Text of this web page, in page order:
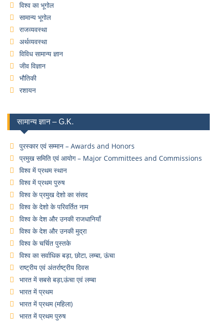
विश्व का भूगोल
सामान्य भूगोल
राजव्यवस्था
अर्थव्यवस्था
विविध सामान्य ज्ञान
जीव विज्ञान
भौतिकी
रशायन
सामान्य ज्ञान – G.K.
पुरस्कार एवं सम्मान – Awards and Honors
प्रमुख समिति एवं आयोग – Major Committees and Commissions
विश्व में प्रथम स्थान
विश्व में प्रथम पुरुष
विश्व के प्रमुख देशो का संसद
विश्व के देशो के परिवर्तित नाम
विश्व के देश और उनकी राजधानियाँ
विश्व के देश और उनकी मुद्रा
विश्व के चर्चित पुस्तके
विश्व का सर्वाधिक बड़ा, छोटा, लम्बा, ऊंचा
राष्ट्रीय एवं अंतर्राष्ट्रीय दिवस
भारत में सबसे बड़ा,ऊंचा एवं लम्बा
भारत में प्रथम
भारत में प्रथम (महिला)
भारत में प्रथम पुरुष